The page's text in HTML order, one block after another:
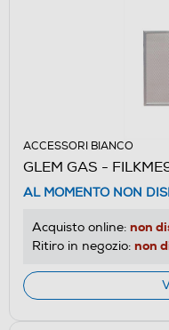
ACCESSORI BIANCO
GLEM GAS -
AL MOMENTO NON
Acquisto online: non
Ritiro in negozio: non